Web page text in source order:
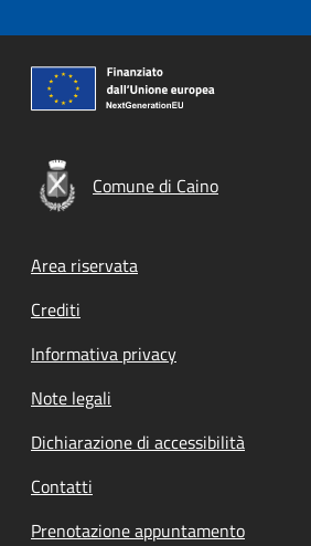
Comune di Caino
Footer menu
Area riservata
Crediti
Informativa privacy
Note legali
Dichiarazione di accessibilità
Contatti
Prenotazione appuntamento